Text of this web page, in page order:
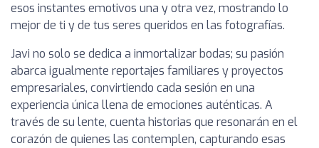
esos instantes emotivos una y otra vez, mostrando lo
mejor de ti y de tus seres queridos en las fotografías.
Javi no solo se dedica a inmortalizar bodas; su pasión
abarca igualmente reportajes familiares y proyectos
empresariales, convirtiendo cada sesión en una
experiencia única llena de emociones auténticas. A
través de su lente, cuenta historias que resonarán en el
corazón de quienes las contemplen, capturando esas